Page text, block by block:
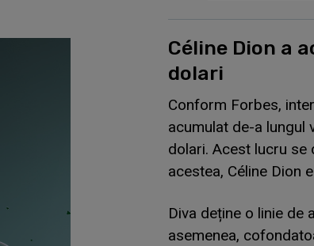
Céline Dion a
dolari
Conform Forbes,
acumulat de-a lungul
dolari. Acest lucru se
acestea, Céline Dion
Diva deține o linie
asemenea,